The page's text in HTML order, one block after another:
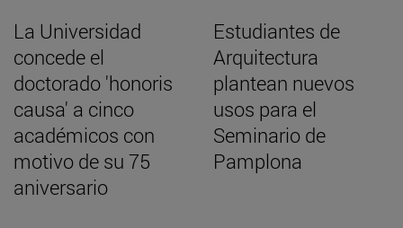
La Universidad
concede el
doctorado 'honoris
causa' a cinco
académicos con
motivo de su 75
aniversario
Estudiantes de
Arquitectura
plantean nuevos
usos para el
Seminario de
Pamplona